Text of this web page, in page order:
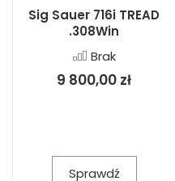
Sig Sauer 716i TREAD
.308Win
Brak
9 800,00 zł
Sprawdź